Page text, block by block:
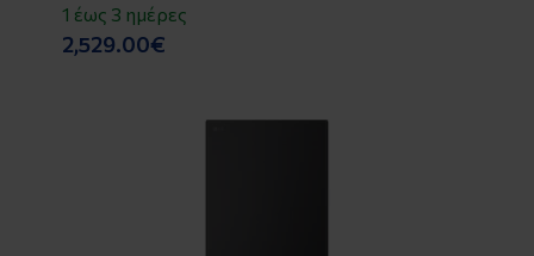
1 έως 3 ημέρες
2,529.00€